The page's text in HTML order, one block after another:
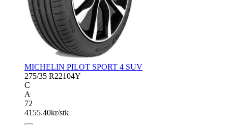
MICHELIN PILOT SPORT 4 SUV
275/35 R22104Y
C
A
72
4155.40kr/stk